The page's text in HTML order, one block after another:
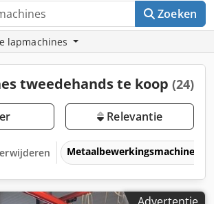
Zoeken
lapmachines
tweedehands te koop (24)
Relevantie
Metaalbewerkingsmachines
Advertentie